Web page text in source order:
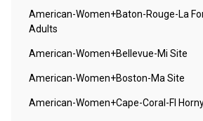
American-Women+baton-Rouge-La
Adults
American-Women+bellevue-Mi Site
American-Women+boston-Ma Site
American-Women+cape-Coral-Fl